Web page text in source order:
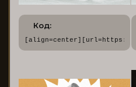
Код: